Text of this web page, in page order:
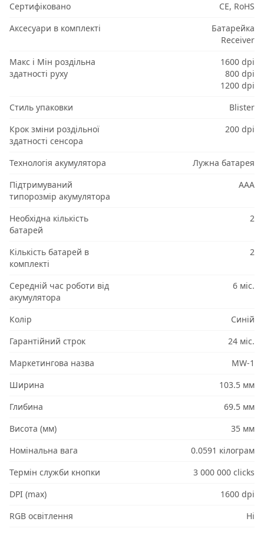
Сертифіковано
CE, RoHS
Аксесуари в комплекті
Батарейка
Receiver
Макс і Мін роздільна
здатності руху
1600 dpi
800 dpi
1200 dpi
Стиль упаковки
Blister
Крок зміни роздільної
здатності сенсора
200 dpi
Технологія акумулятора
Лужна батарея
Підтримуваний
типорозмір акумулятора
AAA
Необхідна кількість
батарей
2
Кількість батарей в
комплекті
2
Середній час роботи від
акумулятора
6 міс.
Колір
Синій
Гарантійний строк
24 міс.
Маркетингова назва
MW-1
Ширина
103.5 мм
Глибина
69.5 мм
Висота (мм)
35 мм
Номінальна вага
0.0591 кілограм
Термін служби кнопки
3 000 000 clicks
DPI (max)
1600 dpi
RGB освітлення
Ні